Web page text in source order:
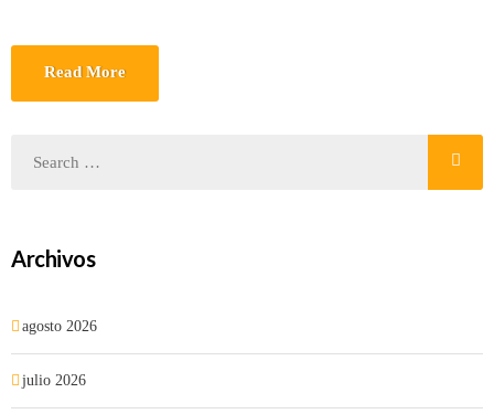
Read More
Archivos
agosto 2026
julio 2026